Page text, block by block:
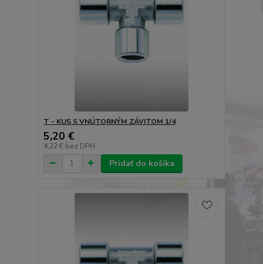
T - KUS S VNÚTORNÝM ZÁVITOM 1/4
5,20 €
4,22 € bez DPH
Pridať do košíka